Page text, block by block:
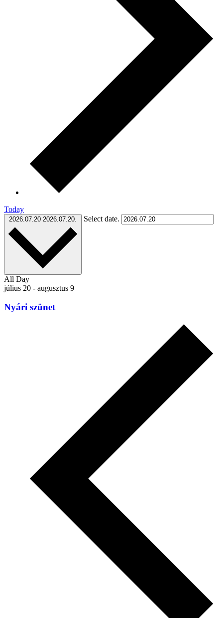
Today
2026.07.20 2026.07.20. Select date.
All Day
július 20 - augusztus 9
Nyári szünet